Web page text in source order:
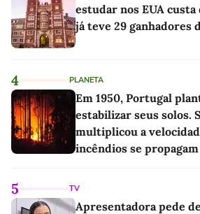
estudar nos EUA custa
já teve 29 ganhadores
4 PLANETA
Em 1950, Portugal
estabilizar seus solos.
multiplicou a
incêndios se propagam
5 TV
Apresentadora pede